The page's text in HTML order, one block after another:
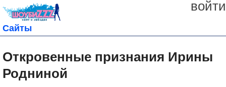
войти
Сайты
Откровенные признания Ирины
Родниной